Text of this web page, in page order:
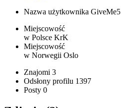
Nazwa użytkownika GiveMe5
Miejscowość
w Polsce KrK
Miejscowość
w Norwegii Oslo
Znajomi 3
Odsłony profilu 1397
Posty 0